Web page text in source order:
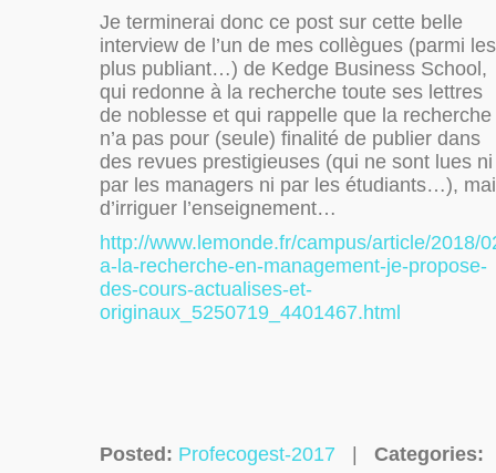
Je terminerai donc ce post sur cette belle
interview de l’un de mes collègues (parmi les
plus publiant…) de Kedge Business School,
qui redonne à la recherche toute ses lettres
de noblesse et qui rappelle que la recherche
n’a pas pour (seule) finalité de publier dans
des revues prestigieuses (qui ne sont lues ni
par les managers ni par les étudiants…),
d’irriguer l’enseignement…
http://www.lemonde.fr/campus/article/2018/
a-la-recherche-en-management-je-propose-
des-cours-actualises-et-
originaux_5250719_4401467.html
Posted: Profecogest-2017
Categories: